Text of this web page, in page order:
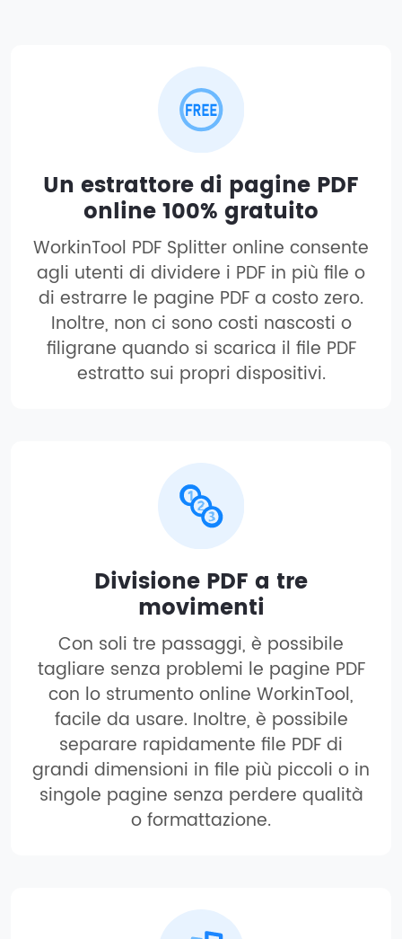
Un estrattore di pagine PDF
online 100% gratuito
WorkinTool PDF Splitter online consente
agli utenti di dividere i PDF in più file o
di estrarre le pagine PDF a costo zero.
Inoltre, non ci sono costi nascosti o
filigrane quando si scarica il file PDF
estratto sui propri dispositivi.
Divisione PDF a tre
movimenti
Con soli tre passaggi, è possibile
tagliare senza problemi le pagine PDF
con lo strumento online WorkinTool,
facile da usare. Inoltre, è possibile
separare rapidamente file PDF di
grandi dimensioni in file più piccoli o in
singole pagine senza perdere qualità
o formattazione.